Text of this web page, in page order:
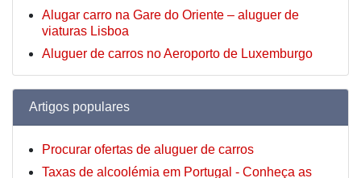
Alugar carro na Gare do Oriente – aluguer de
viaturas Lisboa
Aluguer de carros no Aeroporto de Luxemburgo
Artigos populares
Procurar ofertas de aluguer de carros
Taxas de alcoolémia em Portugal - Conheça as